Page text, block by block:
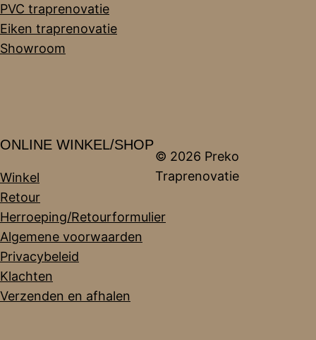
PVC traprenovatie
Eiken traprenovatie
Showroom
ONLINE WINKEL/SHOP
Winkel
Retour
Herroeping/Retourformulier
Algemene voorwaarden
Privacybeleid
Klachten
Verzenden en afhalen
© 2026 Preko
Traprenovatie